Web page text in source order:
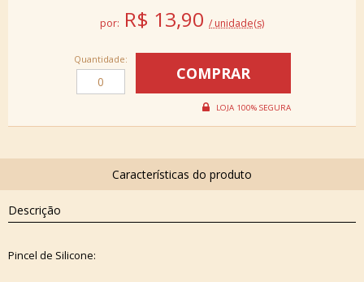
por: R$ 13,90 / unidade(s)
Quantidade:
Descrição
Pincel de Silicone: